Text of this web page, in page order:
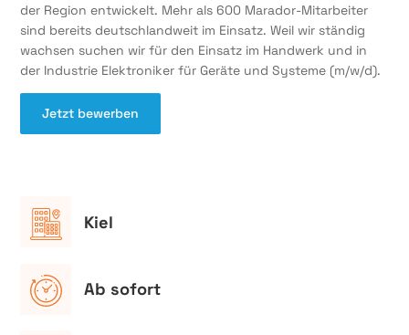
der Region entwickelt. Mehr als 600 Marador-Mitarbeiter
sind bereits deutschlandweit im Einsatz. Weil wir ständig
wachsen suchen wir für den Einsatz im Handwerk und in
der Industrie Elektroniker für Geräte und Systeme (m/w/d).
Jetzt bewerben
Kiel
Ab sofort